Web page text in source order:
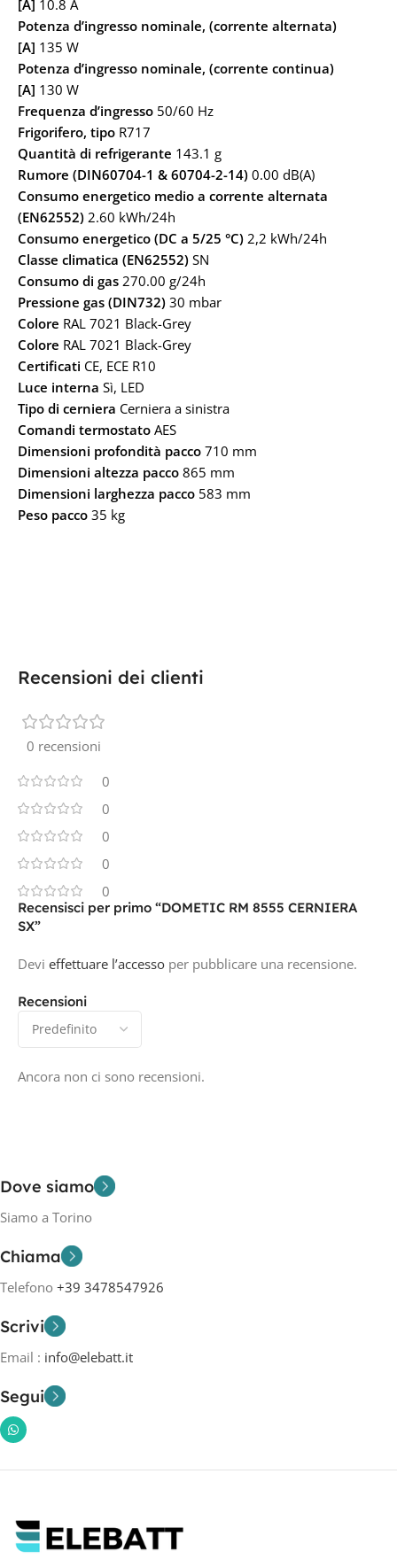
[A] 10.8 A
Potenza d’ingresso nominale, (corrente alternata)
[A] 135 W
Potenza d’ingresso nominale, (corrente continua)
[A] 130 W
Frequenza d’ingresso 50/60 Hz
Frigorifero, tipo R717
Quantità di refrigerante 143.1 g
Rumore (DIN60704-1 & 60704-2-14) 0.00 dB(A)
Consumo energetico medio a corrente alternata
(EN62552) 2.60 kWh/24h
Consumo energetico (DC a 5/25 °C) 2,2 kWh/24h
Classe climatica (EN62552) SN
Consumo di gas 270.00 g/24h
Pressione gas (DIN732) 30 mbar
Colore RAL 7021 Black-Grey
Colore RAL 7021 Black-Grey
Certificati CE, ECE R10
Luce interna Sì, LED
Tipo di cerniera Cerniera a sinistra
Comandi termostato AES
Dimensioni profondità pacco 710 mm
Dimensioni altezza pacco 865 mm
Dimensioni larghezza pacco 583 mm
Peso pacco 35 kg
Recensioni dei clienti
0 recensioni
0
0
0
0
0
Recensioni
Ancora non ci sono recensioni.
Recensisci per primo “DOMETIC RM 8555 CERNIERA
SX”
Devi effettuare l’accesso per pubblicare una recensione.
Dove siamo
Siamo a Torino
Chiama
Telefono +39 3478547926
Scrivi
Email : info@elebatt.it
Segui